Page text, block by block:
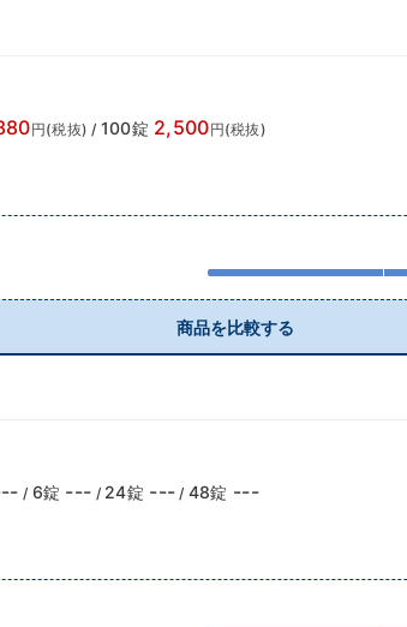
円(税抜) / 100錠 2,500円(税抜)
商品を比較する
/ 6錠 --- / 24錠 --- / 48錠 ---